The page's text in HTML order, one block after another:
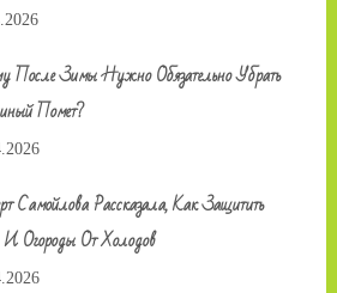
После Зимы Нужно Обязательно Убрать
Помет?
Самойлова Рассказала, Как Защитить
Огороды От Холодов